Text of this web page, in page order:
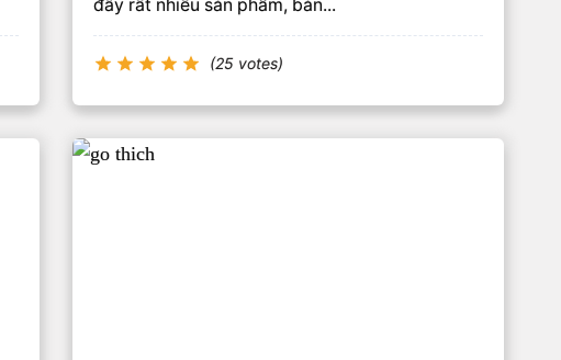
đây rất nhiều sản phẩm, bàn...
(25 votes)